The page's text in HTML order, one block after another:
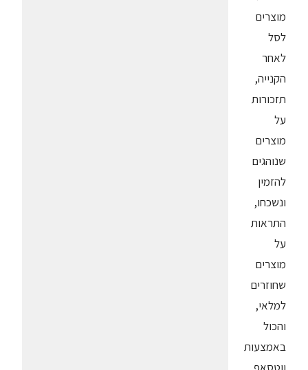
מוצרים
לסל
לאחר
הקנייה,
תזכורות
על
מוצרים
שנוהגים
להזמין
ונשכחו,
התראות
על
מוצרים
שחוזרים
למלאי,
והכול
באמצעות